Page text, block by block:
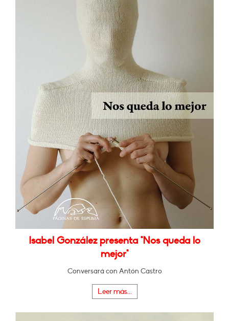
Isabel González presenta "Nos queda lo
mejor"
Conversará con Antón Castro
Leer más...